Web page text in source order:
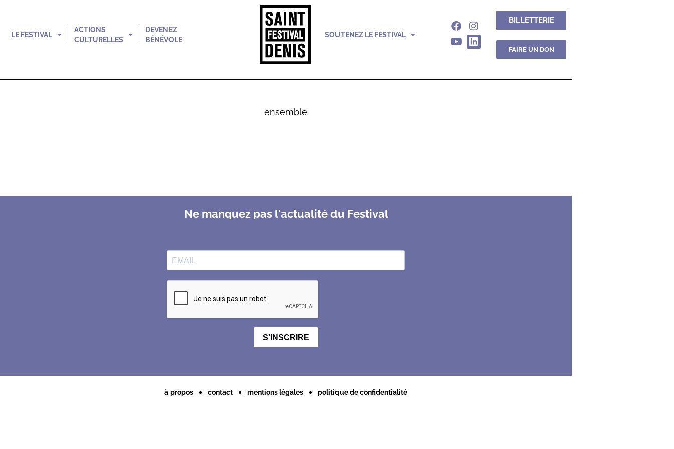
LE FESTIVAL
ACTIONS
CULTURELLES
DEVENEZ
BÉNÉVOLE
SOUTENEZ LE FESTIVAL
BILLETTERIE
FAIRE UN DON
ensemble
Ne manquez pas l'actualité du Festival
S'INSCRIRE
à propos contact mentions légales politique de confidentialité